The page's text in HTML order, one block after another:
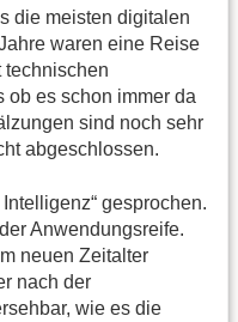
die meisten digitalen
waren eine Reise
technischen
ob es schon immer da
sind noch sehr
abgeschlossen.
gesprochen.
Anwendungsreife.
neuen Zeitalter
nach der
wie es die